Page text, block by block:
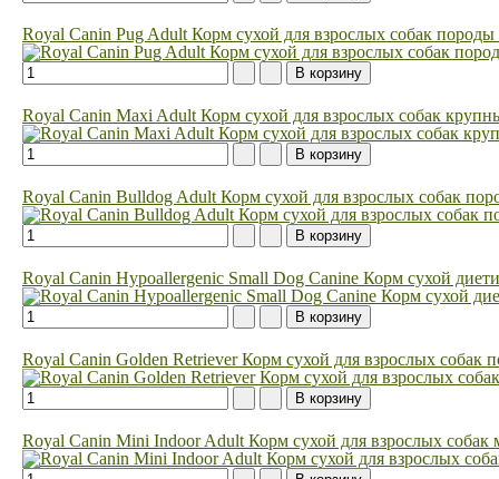
Royal Canin Pug Adult Корм сухой для взрослых собак
Royal Canin Maxi Adult Корм сухой для взрослых собак
Royal Canin Bulldog Adult Корм сухой для взрослых собак
Royal Canin Hypoallergenic Small Dog Canine Корм сухой
Royal Canin Golden Retriever Корм сухой для взрослых собак
Royal Canin Mini Indoor Adult Корм сухой для взрослых